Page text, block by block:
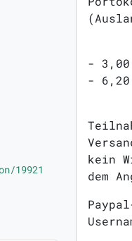
19921
-
- 6,20
kein
dem